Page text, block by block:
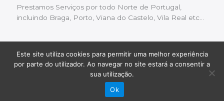
Prestamos Serviços por todo Norte de Portugal,
incluindo Braga, Porto, Viana do Castelo, Vila Real etc…
Livro de Reclamações | Política de Privacidade
Copyright © 2022 Limpeza Chaminés | Desenvolvido
Fluxo Digital – a inovar a web
Este site utiliza cookies para permitir uma melhor experiência
por parte do utilizador. Ao navegar no site estará a consentir a
sua utilização.
Ok